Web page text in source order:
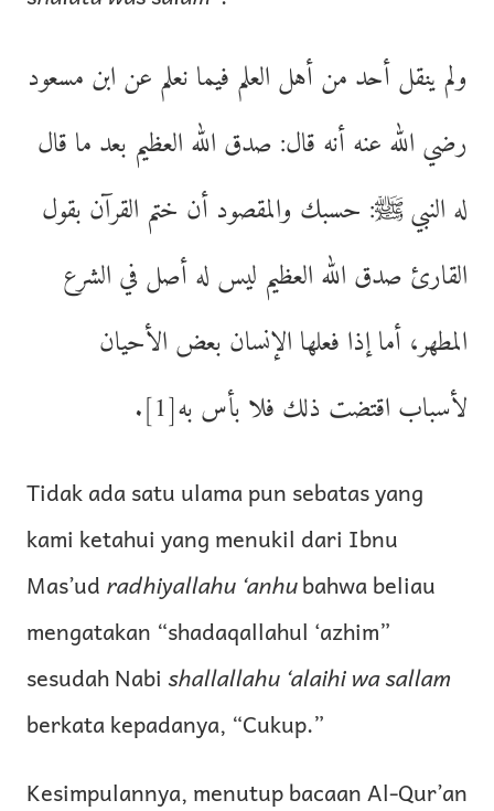
ولم ينقل أحد من أهل العلم فيما نعلم عن ابن مسعود
رضي الله عنه أنه قال: صدق الله العظيم بعد ما قال
له النبي ﷺ: حسبك والمقصود أن ختم القرآن بقول
القارئ صدق الله العظيم ليس له أصل في الشرع
المطهر، أما إذا فعلها الإنسان بعض الأحيان
لأسباب اقتضت ذلك فلا بأس به[1].
Tidak ada satu ulama pun sebatas yang
kami ketahui yang menukil dari Ibnu
Mas’ud radhiyallahu ‘anhubahwa beliau
mengatakan “shadaqallahul ‘azhim”
sesudah Nabi shallallahu ‘alaihi wa sallam
berkata kepadanya, “Cukup.”
Kesimpulannya, menutup bacaan Al-Qur’an